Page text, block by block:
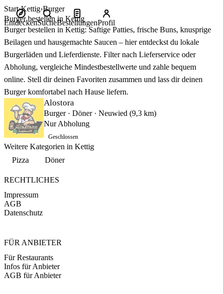
Start Kettig Burger
Burger bestellen in Kettig
Burger bestellen in Kettig: Saftige Patties, frische Buns, knusprige
Beilagen und hausgemachte Saucen – hier entdeckst du lokale
Burgerläden und Lieferdienste. Filter nach Lieferservice oder
Abholung, vergleiche Mindestbestellwerte und zahle bequem
online. Stell dir deinen Favoriten zusammen und lass dir deinen
Burger komfortabel nach Hause liefern.
Alostora
Burger · Döner · Neuwied (9,3 km)
Nur Abholung
Geschlossen
Weitere Kategorien in Kettig
Pizza
Döner
RECHTLICHES
Impressum
AGB
Datenschutz
FÜR ANBIETER
Für Restaurants
Infos für Anbieter
AGB für Anbieter
EntdeckenSucheBestellungenProfil